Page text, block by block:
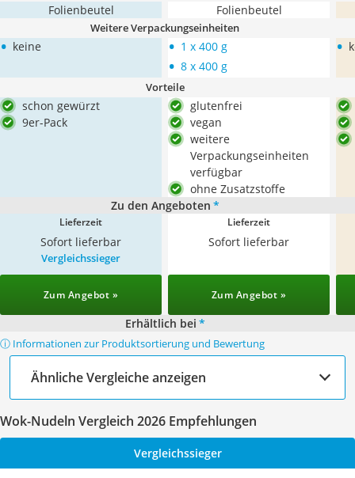
Folienbeutel Folienbeutel
Weitere Verpackungseinheiten
• keine • 1 x 400 g
• 8 x 400 g
•
Vorteile
schon gewürzt
9er-Pack
glutenfrei
vegan
weitere
Verpackungseinheiten
verfügbar
ohne Zusatzstoffe
Zu den Angeboten *
Lieferzeit
Sofort lieferbar
Lieferzeit
Sofort lieferbar
Vergleichssieger
Zum Angebot » Zum Angebot »
Erhältlich bei *
ⓘ Informationen zur Produktsortierung und Bewertung
Ähnliche Vergleiche anzeigen
Wok-Nudeln Vergleich 2026 Empfehlungen
Vergleichssieger